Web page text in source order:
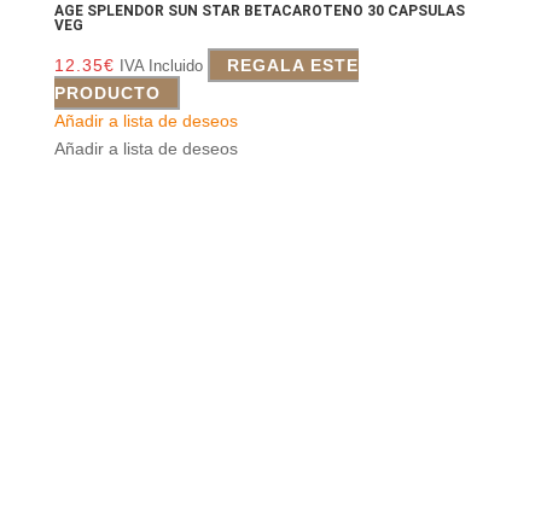
AGE SPLENDOR SUN STAR BETACAROTENO 30 CAPSULAS
VEG
12.35€ IVA Incluido
REGALA ESTE
PRODUCTO
Añadir a lista de deseos
Añadir a lista de deseos